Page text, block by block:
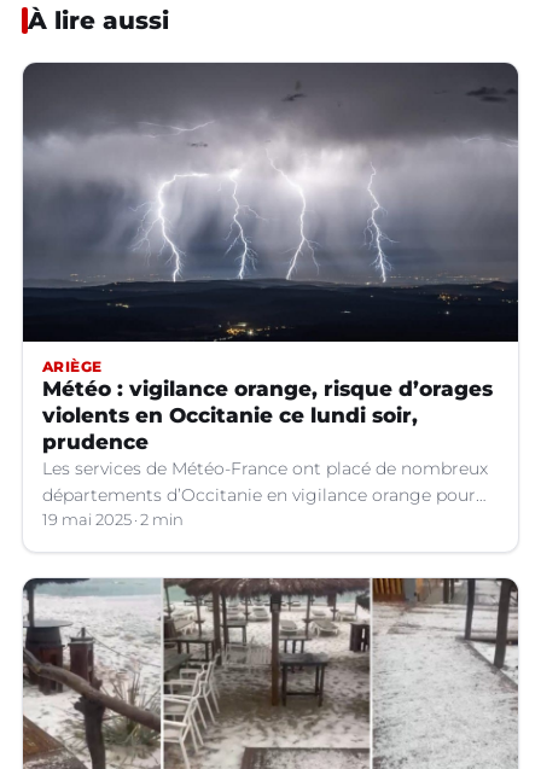
À lire aussi
ARIÈGE
Météo : vigilance orange, risque d’orages
violents en Occitanie ce lundi soir,
prudence
Les services de Météo-France ont placé de nombreux
départements d’Occitanie en vigilance orange pour
les orages violents.
19 mai 2025 2 min